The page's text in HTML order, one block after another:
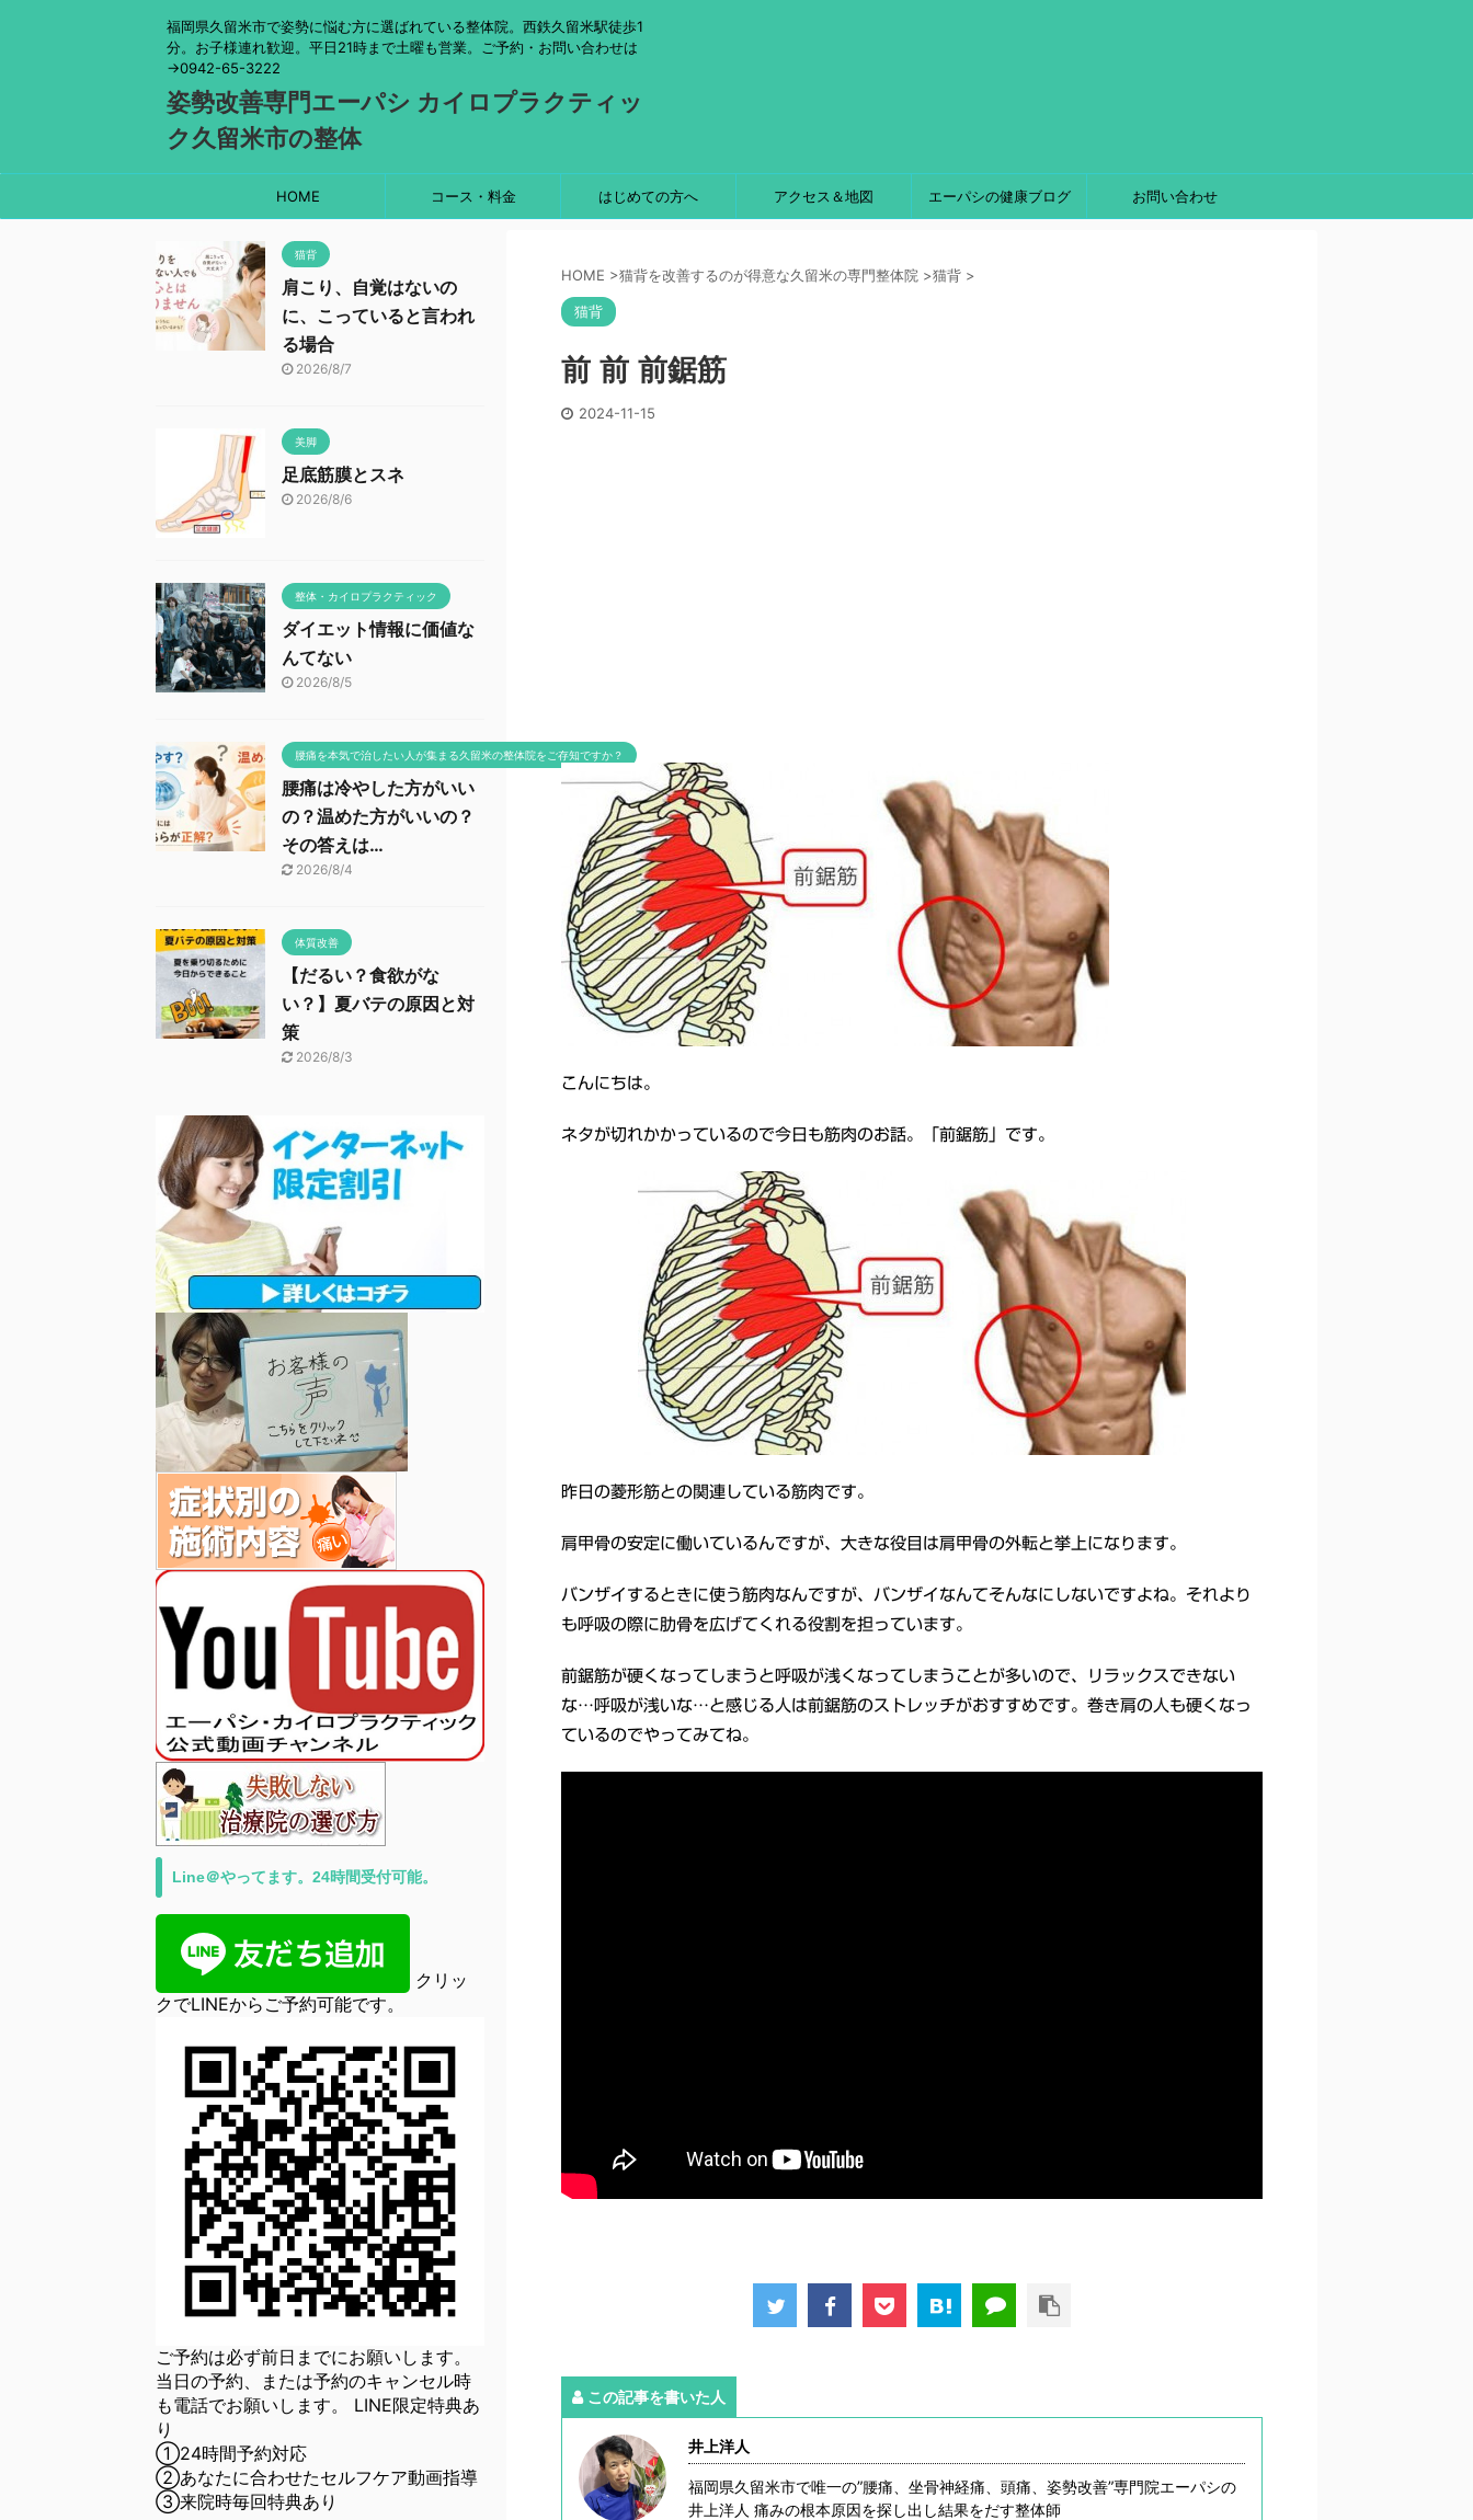
福岡県久留米市で姿勢に悩む方に選ばれている整体院。西鉄久留米駅徒歩1
分。お子様連れ歓迎。平日21時まで土曜も営業。ご予約・お問い合わせは
→0942-65-3222
姿勢改善専門エーパシ カイロプラクティッ
ク久留米市の整体
HOME コース・料金 はじめての方へ アクセス＆地図 エーパシの健康ブログ お問い合わせ
HOME >猫背を改善するのが得意な久留米の専門整体院 >猫背 >
猫背
前 前 前鋸筋
2024-11-15
こんにちは。
ネタが切れかかっているので今日も筋肉のお話。「前鋸筋」です。
昨日の菱形筋との関連している筋肉です。
肩甲骨の安定に働いているんですが、大きな役目は肩甲骨の外転と挙上になります。
バンザイするときに使う筋肉なんですが、バンザイなんてそんなにしないですよね。それより
も呼吸の際に肋骨を広げてくれる役割を担っています。
前鋸筋が硬くなってしまうと呼吸が浅くなってしまうことが多いので、リラックスできない
な…呼吸が浅いな…と感じる人は前鋸筋のストレッチがおすすめです。巻き肩の人も硬くなっ
ているのでやってみてね。
この記事を書いた人
井上洋人
福岡県久留米市で唯一の”腰痛、坐骨神経痛、頭痛、姿勢改善”専門院エーパシの
井上洋人 痛みの根本原因を探し出し結果をだす整体師
猫背
肩こり、自覚はないの
に、こっていると言われ
る場合
2026/8/7
美脚
足底筋膜とスネ
2026/8/6
整体・カイロプラクティック
ダイエット情報に価値な
んてない
2026/8/5
腰痛を本気で治したい人が集まる久留米の整体院をご存知ですか？
腰痛は冷やした方がいい
の？温めた方がいいの？
その答えは…
2026/8/4
体質改善
【だるい？食欲がな
い？】夏バテの原因と対
策
2026/8/3
Line＠やってます。24時間受付可能。
クリッ
クでLINEからご予約可能です。
ご予約は必ず前日までにお願いします。
当日の予約、または予約のキャンセル時
も電話でお願いします。 LINE限定特典あ
り
①24時間予約対応
②あなたに合わせたセルフケア動画指導
③来院時毎回特典あり